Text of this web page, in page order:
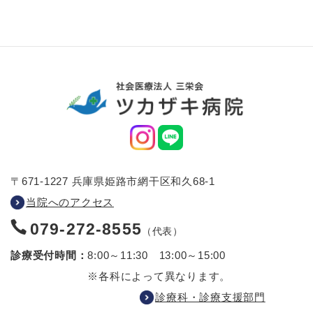
〒671-1227 兵庫県姫路市網干区和久68-1
当院へのアクセス
079-272-8555 （代表）
診療受付時間：8:00～11:30 13:00～15:00
※各科によって異なります。
診療科・診療支援部門